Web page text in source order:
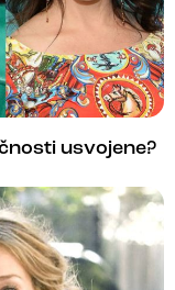
usvojene?